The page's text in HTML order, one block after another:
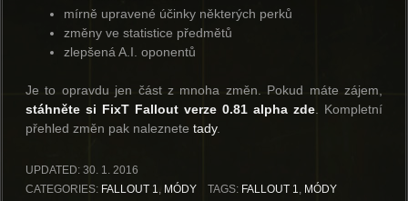
mírně upravené účinky některých perků
změny ve statistice předmětů
zlepšená A.I. oponentů
Je to opravdu jen část z mnoha změn. Pokud máte zájem,
stáhněte si FixT Fallout verze 0.81 alpha zde. Kompletní
přehled změn pak naleznete tady.
UPDATED: 30. 1. 2016
CATEGORIES: FALLOUT 1, MÓDY TAGS: FALLOUT 1, MÓDY